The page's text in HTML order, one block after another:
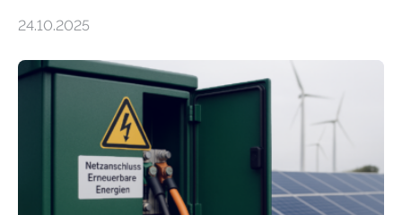
Forschungsprojekt „LAGER – Langzeitspeicherung in
Quartieren“ eingeworben. Ziel des Projekts ist die
Entwicklung, Erprobung und Demonstration von
Konzepten zur langfristigen Energiespeicherung in
sektorübergreifend vernetzten Energiesystemen. Das
Projekt startete am 15. Oktober 2025, hat eine Laufzeit
von drei Jahren und ein Gesamtvolumen von rund 2,9
Millionen Euro, wovon 2,6 Millionen Euro durch das
24.10.2025